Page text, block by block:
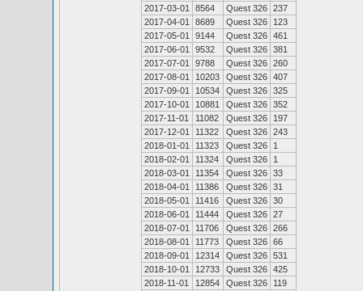
2017-03-01
8564 Quest 326 237
2017-04-01
8689 Quest 326
123
2017-05-01
9144 Quest 326 461
2017-06-01
9532 Quest 326 381
2017-07-01
9788 Quest 326 260
2017-08-01
10203 Quest 326 407
2017-09-01
10534 Quest 326 325
2017-10-01
10881 Quest 326 352
2017-11-01
11082 Quest 326
197
2017-12-01
11322 Quest 326 243
2018-01-01
11323 Quest 326
1
2018-02-01
11324 Quest 326
1
2018-03-01
11354 Quest 326 33
2018-04-01
11386 Quest 326 31
2018-05-01
11416 Quest 326 30
2018-06-01
11444 Quest 326 27
2018-07-01
11706 Quest 326 266
2018-08-01
11773 Quest 326 66
2018-09-01
12314 Quest 326 531
2018-10-01
12733 Quest 326 425
2018-11-01
12854 Quest 326
119